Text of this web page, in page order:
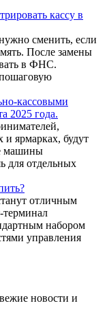
кассу в
сменить, если
После замены
в ФНС.
кассовыми
2025 года.
и ярмарках, будут
машины
для отдельных
отличным
терминал
набором
управления
новости и